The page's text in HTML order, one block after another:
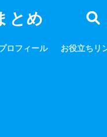
とめ
ロフィール お役立ちリ